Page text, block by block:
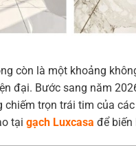
còn là một khoảng
đại. Bước sang năm
trọn trái tim của
tại gạch Luxcasa để biến